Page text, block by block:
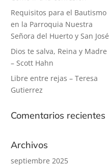
Requisitos para el Bautismo
en la Parroquia Nuestra
Señora del Huerto y San José
Dios te salva, Reina y Madre
– Scott Hahn
Libre entre rejas – Teresa
Gutierrez
Comentarios recientes
Archivos
septiembre 2025